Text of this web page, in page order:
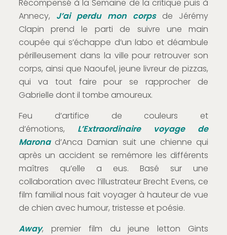
Récompensé à la Semaine de la critique puis à
Annecy, J’ai perdu mon corpsde Jérémy
Clapin prend le parti de suivre une main
coupée qui s’échappe d’un labo et déambule
périlleusement dans la ville pour retrouver son
corps, ainsi que Naoufel, jeune livreur de pizzas,
qui va tout faire pour se rapprocher de
Gabrielle dont il tombe amoureux.
Feu d’artifice de couleurs et
d’émotions,
L’Extraordinaire voyage de
Marona d’Anca Damian suit une chienne qui
après un accident se remémore les différents
maîtres qu’elle a eus. Basé sur une
collaboration avec l’illustrateur Brecht Evens, ce
film familial nous fait voyager à hauteur de vue
de chien avec humour, tristesse et poésie.
Away, premier film du jeune letton Gints